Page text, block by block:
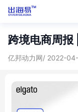
跨境电商周
亿邦动力网/ 2022-